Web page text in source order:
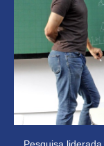
Pesquisa